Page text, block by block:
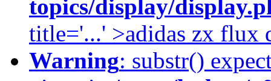
topics/display/
title='...' >adidas zx flux
Warning: substr()